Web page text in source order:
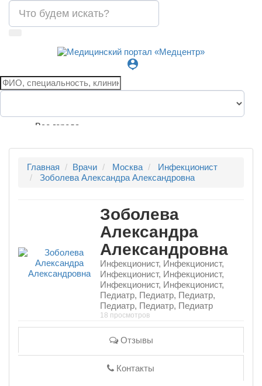
person_pin
Все города
Главная Врачи Москва
Инфекционист
Зоболева Александра Александровна
Зоболева
Александра
Александровна
Инфекционист, Инфекционист,
Инфекционист, Инфекционист,
Инфекционист, Инфекционист,
Педиатр, Педиатр, Педиатр,
Педиатр, Педиатр, Педиатр
18 просмотров
Отзывы
Контакты